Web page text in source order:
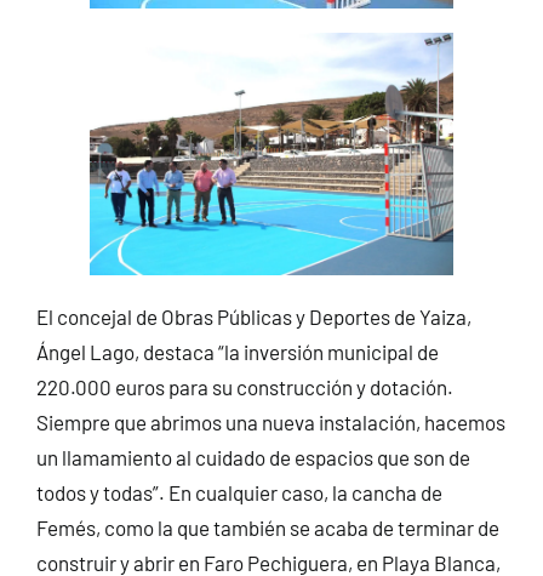
El concejal de Obras Públicas y Deportes de Yaiza,
Ángel Lago, destaca “la inversión municipal de
220.000 euros para su construcción y dotación.
Siempre que abrimos una nueva instalación, hacemos
un llamamiento al cuidado de espacios que son de
todos y todas”. En cualquier caso, la cancha de
Femés, como la que también se acaba de terminar de
construir y abrir en Faro Pechiguera, en Playa Blanca,